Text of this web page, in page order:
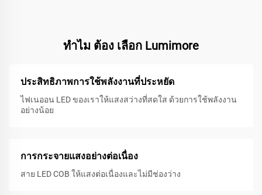
ทําไม ต้อง เลือก Lumimore
ประสิทธิภาพการใช้พลังงานที่ประหยัด
ไฟเนออน LED ของเราให้แสงสว่างที่สดใส ด้วยการใช้พลังงาน
อย่างน้อย
การกระจายแสงอย่างต่อเนื่อง
สาย LED COB ให้แสงต่อเนื่องและไม่มีช่องว่าง